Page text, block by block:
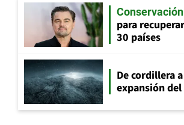
Conservación
para
30 países
De cordillera
expansión